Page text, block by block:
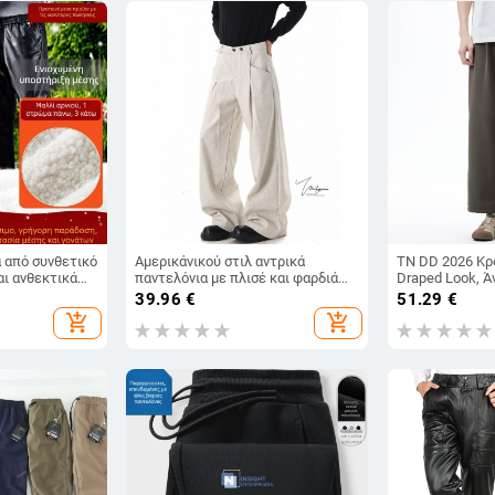
από συνθετικό
ανθεκτικά
φλίς,
στενή
add_shopping_cart
Αμερικάνικού στιλ αντρικά
παντελόνια με πλισέ και φαρδιά
γραμμή, drape σιλουέτα μέχρι
πάτωμα, Cleanfit, άνοιξη
39.96 €
add_shopping_cart
TN DD 2026
Draped Look,
Χαλαρά
Γραμμή για
51.29 €